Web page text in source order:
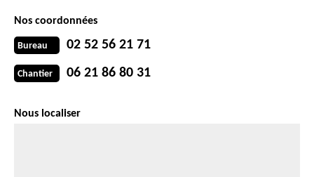
Nos coordonnées
Bureau 02 52 56 21 71
Chantier 06 21 86 80 31
Nous localiser